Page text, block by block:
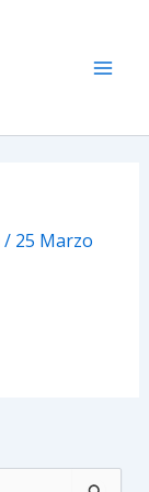
/ 25 Marzo